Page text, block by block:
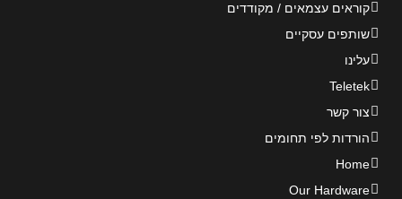
קוראים עצמאים / מקודדים
שותפים עסקיים
עלינו
Teletek
צור קשר
הורדות לפי תחומים
Home
Our Hardware